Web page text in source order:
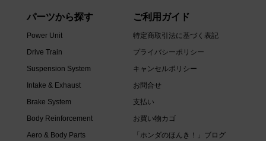
パーツから探す
Power Unit
Drive Train
Suspension System
Intake & Exhaust
Brake System
Body Reinforcement
Aero & Body Parts
ご利用ガイド
特定商取引法に基づく表記
プライバシーポリシー
キャンセルポリシー
お問合せ
支払い
お買い物カゴ
「ホンダのほんき！」ブログ